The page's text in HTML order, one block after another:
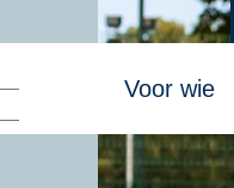
Voor wie